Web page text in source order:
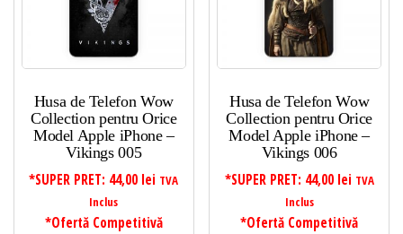
Husa de Telefon Wow
Collection pentru Orice
Model Apple iPhone –
Vikings 005
*SUPER PRET: 44,00 lei TVA
Inclus
*Ofertă Competitivă
Husa de Telefon Wow
Collection pentru Orice
Model Apple iPhone –
Vikings 006
*SUPER PRET: 44,00 lei TVA
Inclus
*Ofertă Competitivă